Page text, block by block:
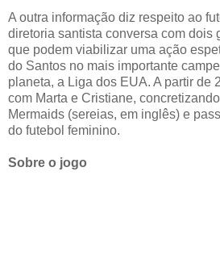
A outra informação diz respeito ao
diretoria santista conversa com dois
que podem viabilizar uma ação
do Santos no mais importante
planeta, a Liga dos EUA. A partir de
com Marta e Cristiane,
Mermaids (sereias, em inglês) e
do futebol feminino.
Sobre o jogo